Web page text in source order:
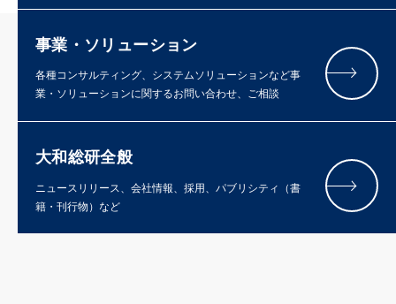
事業・ソリューション
各種コンサルティング、システムソリューションなど事
業・ソリューションに関するお問い合わせ、ご相談
大和総研全般
ニュースリリース、会社情報、採用、パブリシティ（書
籍・刊行物）など